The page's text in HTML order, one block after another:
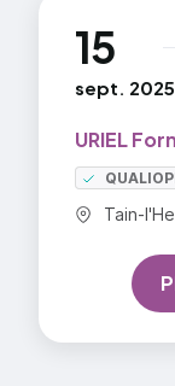
Mettre
15
sept. 2025
au
URIEL
Tain-